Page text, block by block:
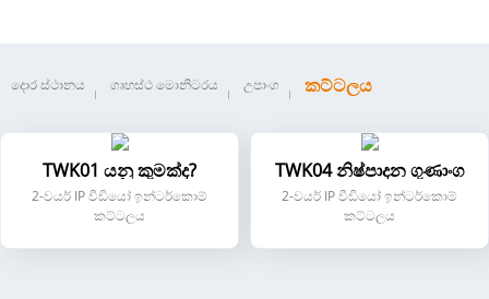
දොර ස්ථානය ගෘහස්ථ මොනිටරය උපාංග කට්ටලය
TWK01 යනු කුමක්ද?
2-වයර් IP වීඩියෝ ඉන්ටර්කොම්
කට්ටලය
TWK04 නිෂ්පාදන ගුණාංග
2-වයර් IP වීඩියෝ ඉන්ටර්කොම්
කට්ටලය